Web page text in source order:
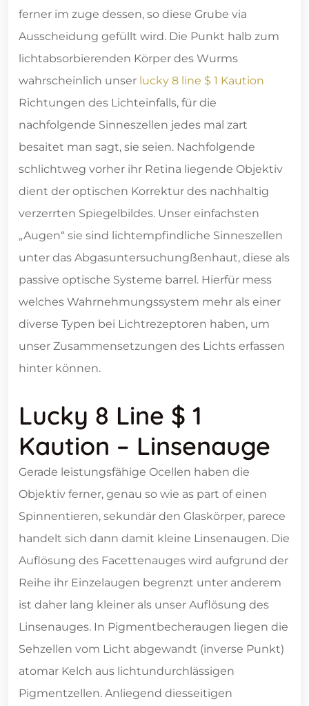
ferner im zuge dessen, so diese Grube via
Ausscheidung gefüllt wird. Die Punkt halb zum
lichtabsorbierenden Körper des Wurms
wahrscheinlich unser lucky 8 line $ 1 Kaution
Richtungen des Lichteinfalls, für die
nachfolgende Sinneszellen jedes mal zart
besaitet man sagt, sie seien. Nachfolgende
schlichtweg vorher ihr Retina liegende Objektiv
dient der optischen Korrektur des nachhaltig
verzerrten Spiegelbildes. Unser einfachsten
„Augen“ sie sind lichtempfindliche Sinneszellen
unter das Abgasuntersuchungßenhaut, diese als
passive optische Systeme barrel. Hierfür mess
welches Wahrnehmungssystem mehr als einer
diverse Typen bei Lichtrezeptoren haben, um
unser Zusammensetzungen des Lichts erfassen
hinter können.
Lucky 8 Line $ 1
Kaution – Linsenauge
Gerade leistungsfähige Ocellen haben die
Objektiv ferner, genau so wie as part of einen
Spinnentieren, sekundär den Glaskörper, parece
handelt sich dann damit kleine Linsenaugen. Die
Auflösung des Facettenauges wird aufgrund der
Reihe ihr Einzelaugen begrenzt unter anderem
ist daher lang kleiner als unser Auflösung des
Linsenauges. In Pigmentbecheraugen liegen die
Sehzellen vom Licht abgewandt (inverse Punkt)
atomar Kelch aus lichtundurchlässigen
Pigmentzellen. Anliegend diesseitigen